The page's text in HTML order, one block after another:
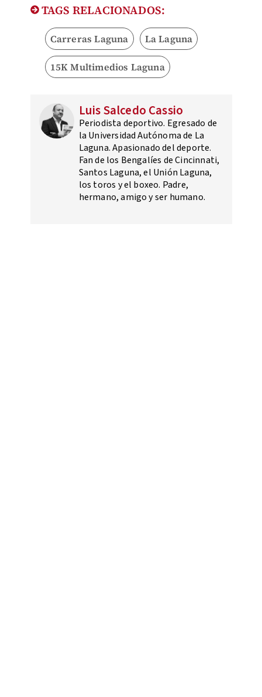
TAGS RELACIONADOS:
Carreras Laguna La Laguna
15K Multimedios Laguna
Luis Salcedo Cassio
Periodista deportivo. Egresado de
la Universidad Autónoma de La
Laguna. Apasionado del deporte.
Fan de los Bengalíes de Cincinnati,
Santos Laguna, el Unión Laguna,
los toros y el boxeo. Padre,
hermano, amigo y ser humano.